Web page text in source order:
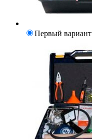
Первый вариант